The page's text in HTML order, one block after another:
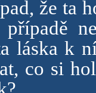
že ta
láska k
co si